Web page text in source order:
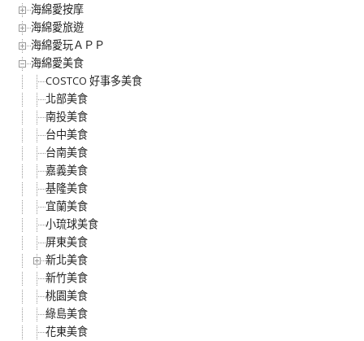
海綿愛按摩
海綿愛旅遊
海綿愛玩ＡＰＰ
海綿愛美食
COSTCO 好事多美食
北部美食
南投美食
台中美食
台南美食
嘉義美食
基隆美食
宜蘭美食
小琉球美食
屏東美食
新北美食
新竹美食
桃園美食
綠島美食
花東美食